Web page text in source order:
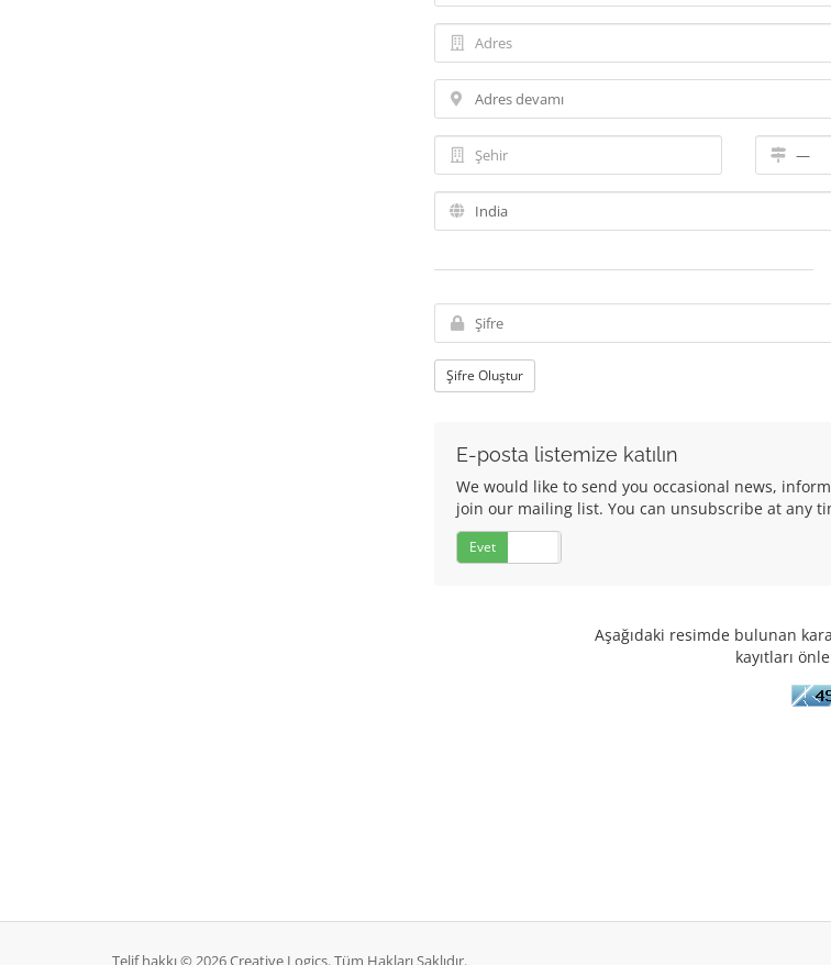
Şifre Oluştur
E-posta listemize katılın
We would like to send you occasional news,
join our mailing list. You can unsubscribe at any
Evet
Aşağıdaki resimde bulunan
kayıtları
Telif hakkı © 2026 Creative Logics. Tüm Hakları Saklıdır.